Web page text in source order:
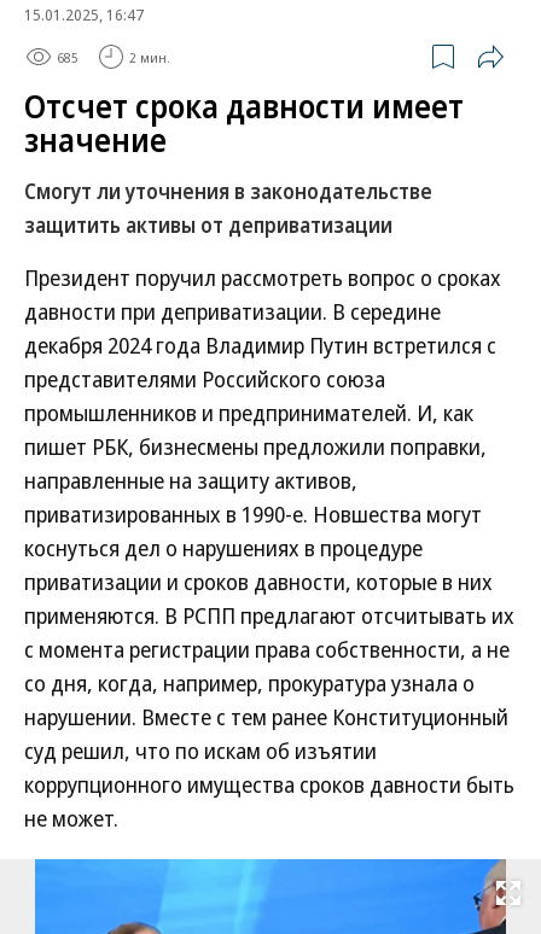
15.01.2025, 16:47
685 2 мин.
Отсчет срока давности имеет
значение
Смогут ли уточнения в законодательстве
защитить активы от деприватизации
Президент поручил рассмотреть вопрос о сроках
давности при деприватизации. В середине
декабря 2024 года Владимир Путин встретился с
представителями Российского союза
промышленников и предпринимателей. И, как
пишет РБК, бизнесмены предложили поправки,
направленные на защиту активов,
приватизированных в 1990-е. Новшества могут
коснуться дел о нарушениях в процедуре
приватизации и сроков давности, которые в них
применяются. В РСПП предлагают отсчитывать их
с момента регистрации права собственности, а не
со дня, когда, например, прокуратура узнала о
нарушении. Вместе с тем ранее Конституционный
суд решил, что по искам об изъятии
коррупционного имущества сроков давности быть
не может.
Развернуть